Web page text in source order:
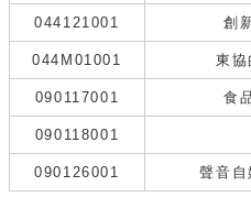
044121001 創
044M01001 東
090117001 食
090118001
090126001 聲音